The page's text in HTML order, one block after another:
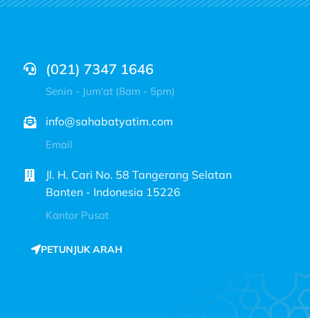
(021) 7347 1646
Senin - Jum'at (8am - 5pm)
info@sahabatyatim.com
Email
Jl. H. Cari No. 58 Tangerang Selatan
Banten - Indonesia 15226
Kantor Pusat
PETUNJUK ARAH